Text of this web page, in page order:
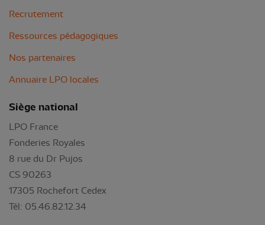
Recrutement
Ressources pédagogiques
Nos partenaires
Annuaire LPO locales
Siège national
LPO France
Fonderies Royales
8 rue du Dr Pujos
CS 90263
17305 Rochefort Cedex
Tél: 05.46.82.12.34